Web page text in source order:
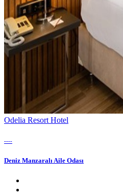
Odelia Resort Hotel
----
Deniz Manzaralı Aile Odası